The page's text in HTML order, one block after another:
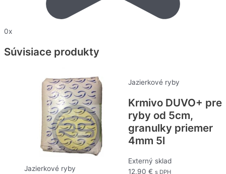
0x
Súvisiace produkty
Jazierkové ryby
Jazierkové ryby
Krmivo DUVO+ pre
ryby od 5cm,
granulky priemer
4mm 5l
Externý sklad
12,90 € s DPH